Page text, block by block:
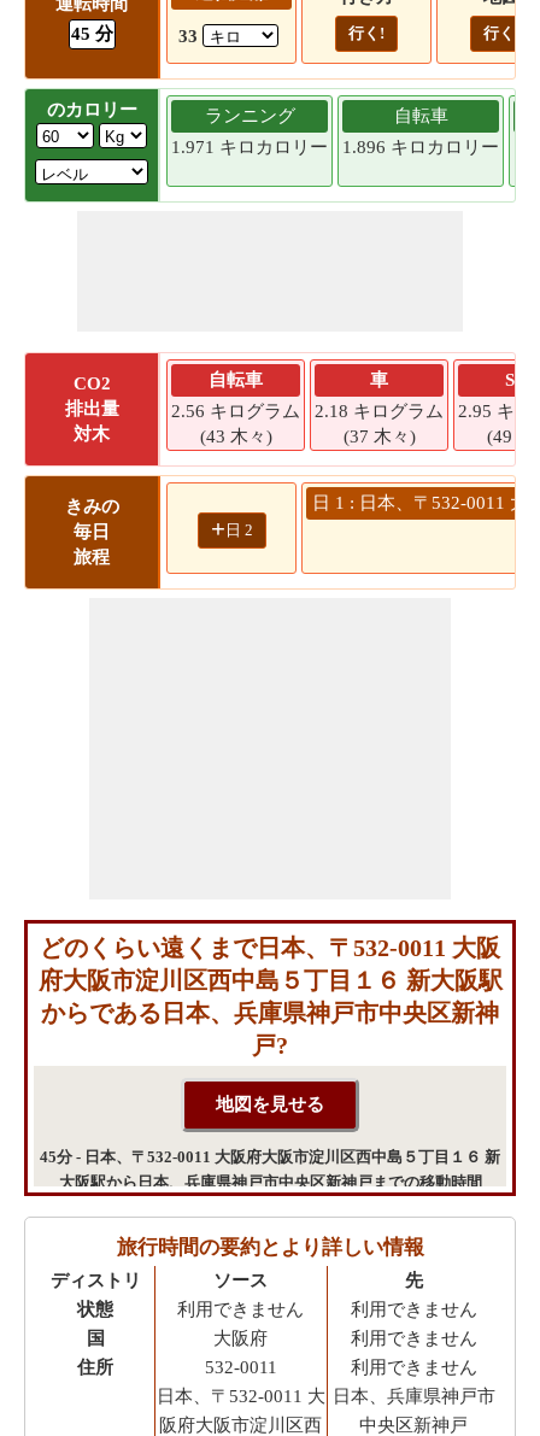
45 分
33 行く! 行く!
のカロリー
ランニング
1.971 キロカロリー
自転車
1.896 キロカロリー
CO2
排出量
対木
自転車
2.56 キログラム
(43 木々)
車
2.18 キログラム
(37 木々)
SUV
2.95 キロ
(49 木
きみの
毎日
旅程
+ 日 2
日 1 : 日本、〒532-0011
どのくらい遠くまで日本、〒532-0011 大阪
府大阪市淀川区西中島５丁目１６ 新大阪駅
からである日本、兵庫県神戸市中央区新神
戸?
45分 - 日本、〒532-0011 大阪府大阪市淀川区西中島５丁目１６ 新
大阪駅から日本、兵庫県神戸市中央区新神戸までの移動時間
旅行時間の要約とより詳しい情報
ディストリ
状態
国
住所
ソース
利用できません
大阪府
532-0011
日本、〒532-0011 大
阪府大阪市淀川区西
先
利用できません
利用できません
利用できません
日本、兵庫県神戸市
中央区新神戸